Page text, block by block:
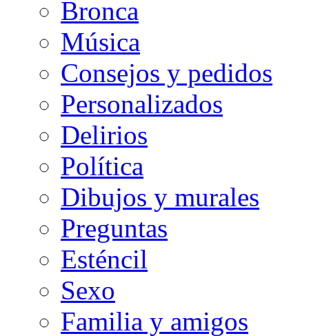
Bronca
Música
Consejos y pedidos
Personalizados
Delirios
Política
Dibujos y murales
Preguntas
Esténcil
Sexo
Familia y amigos